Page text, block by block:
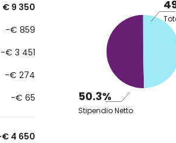
€ 9 350
-€ 859
-€ 3 451
-€ 274
-€ 65
4 650
50.3%
Stipendio Netto